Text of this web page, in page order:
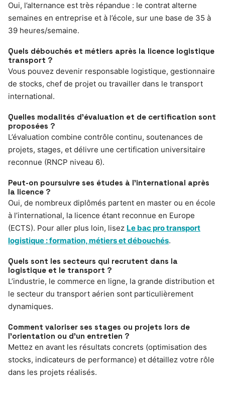
Oui, l’alternance est très répandue : le contrat alterne
semaines en entreprise et à l’école, sur une base de 35 à
39 heures/semaine.
Quels débouchés et métiers après la licence logistique
transport ?
Vous pouvez devenir responsable logistique, gestionnaire
de stocks, chef de projet ou travailler dans le transport
international.
Quelles modalités d’évaluation et de certification sont
proposées ?
L’évaluation combine contrôle continu, soutenances de
projets, stages, et délivre une certification universitaire
reconnue (RNCP niveau 6).
Peut-on poursuivre ses études à l’international après
la licence ?
Oui, de nombreux diplômés partent en master ou en école
à l’international, la licence étant reconnue en Europe
(ECTS). Pour aller plus loin, lisez Le bac pro transport
logistique : formation, métiers et débouchés.
Quels sont les secteurs qui recrutent dans la
logistique et le transport ?
L’industrie, le commerce en ligne, la grande distribution et
le secteur du transport aérien sont particulièrement
dynamiques.
Comment valoriser ses stages ou projets lors de
l’orientation ou d’un entretien ?
Mettez en avant les résultats concrets (optimisation des
stocks, indicateurs de performance) et détaillez votre rôle
dans les projets réalisés.